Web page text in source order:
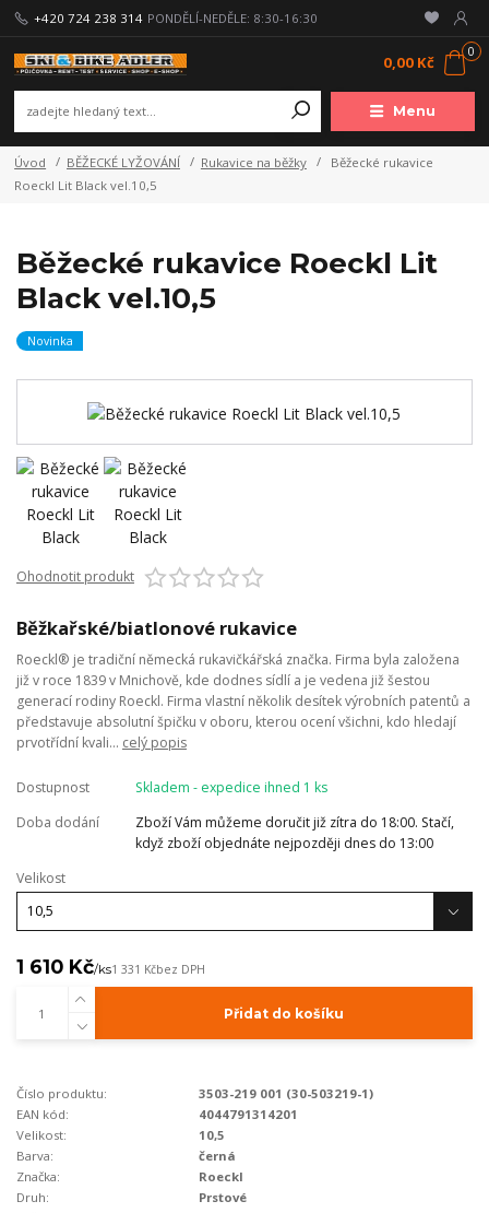
Menu
+420 724 238 314 PONDĚLÍ-NEDĚLE: 8:30-16:30
0
0,00 Kč
Úvod BĚŽECKÉ LYŽOVÁNÍ Rukavice na běžky
Běžecké rukavice
Roeckl Lit Black vel.10,5
Běžecké rukavice Roeckl Lit
Black vel.10,5
Novinka
Ohodnotit produkt
Běžkařské/biatlonové rukavice
Roeckl® je tradiční německá rukavičkářská značka. Firma byla založena
již v roce 1839 v Mnichově, kde dodnes sídlí a je vedena již šestou
generací rodiny Roeckl. Firma vlastní několik desítek výrobních patentů a
představuje absolutní špičku v oboru, kterou ocení všichni, kdo hledají
prvotřídní kvali... celý popis
Dostupnost
Skladem - expedice ihned 1 ks
Doba dodání
Zboží Vám můžeme doručit již zítra do 18:00. Stačí,
když zboží objednáte nejpozději dnes do 13:00
Velikost
1 610 Kč/ks1 331 Kčbez DPH
Přidat do košíku
Číslo produktu:
3503-219 001 (30-503219-1)
EAN kód:
4044791314201
Velikost:
10,5
Barva:
černá
Značka:
Roeckl
Druh:
Prstové